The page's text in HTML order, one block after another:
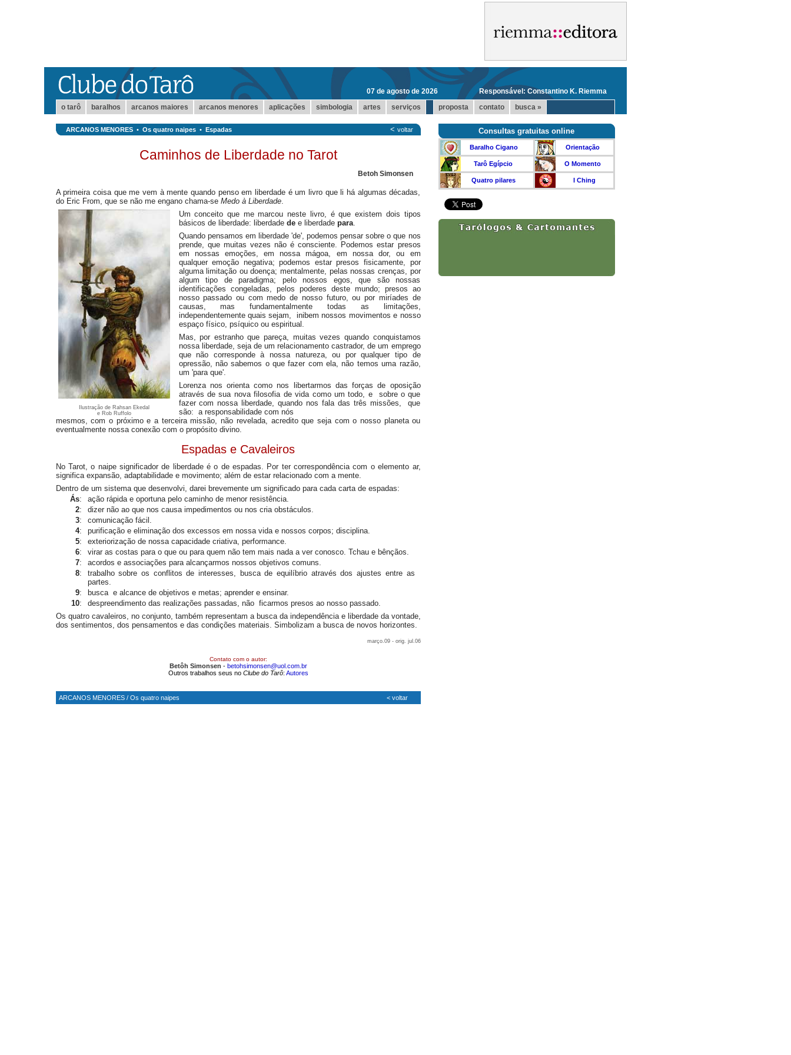
07 de agosto de 2026
Responsável: Constantino K. Riemma
o tarô
baralhos arcanos maiores arcanos menores aplicações simbologia artes serviços proposta contato busca »
ARCANOS MENORES • Os quatro naipes • Espadas < voltar
Caminhos de Liberdade no Tarot
Betoh Simonsen
A primeira coisa que me vem à mente quando penso em liberdade é um livro que li há algumas décadas,
do Eric From, que se não me engano chama-se Medo à Liberdade.
Ilustração de Rahsan Ekedal
e Rob Ruffolo
Um conceito que me marcou neste livro, é que existem dois tipos
básicos de liberdade: liberdade de e liberdade para.
Quando pensamos em liberdade 'de', podemos pensar sobre o que nos
prende, que muitas vezes não é consciente. Podemos estar presos
em nossas emoções, em nossa mágoa, em nossa dor, ou em
qualquer emoção negativa; podemos estar presos fisicamente, por
alguma limitação ou doença; mentalmente, pelas nossas crenças, por
algum tipo de paradigma; pelo nossos egos, que são nossas
identificações congeladas, pelos poderes deste mundo; presos ao
nosso passado ou com medo de nosso futuro, ou por miríades de
causas, mas fundamentalmente todas as limitações,
independentemente quais sejam, inibem nossos movimentos e nosso
espaço físico, psíquico ou espiritual.
Mas, por estranho que pareça, muitas vezes quando conquistamos
nossa liberdade, seja de um relacionamento castrador, de um emprego
que não corresponde à nossa natureza, ou por qualquer tipo de
opressão, não sabemos o que fazer com ela, não temos uma razão,
um 'para que'.
Lorenza nos orienta como nos libertarmos das forças de oposição
através de sua nova filosofia de vida como um todo, e sobre o que
fazer com nossa liberdade, quando nos fala das três missões, que
são: a responsabilidade com nós
mesmos, com o próximo e a terceira missão, não revelada, acredito que seja com o nosso planeta ou
eventualmente nossa conexão com o propósito divino.
Espadas e Cavaleiros
No Tarot, o naipe significador de liberdade é o de espadas. Por ter correspondência com o elemento ar,
significa expansão, adaptabilidade e movimento; além de estar relacionado com a mente.
Dentro de um sistema que desenvolvi, darei brevemente um significado para cada carta de espadas:
Ás:
ação rápida e oportuna pelo caminho de menor resistência.
2:
dizer não ao que nos causa impedimentos ou nos cria obstáculos.
3:
comunicação fácil.
4:
purificação e eliminação dos excessos em nossa vida e nossos corpos; disciplina.
5:
exteriorização de nossa capacidade criativa, performance.
6:
virar as costas para o que ou para quem não tem mais nada a ver conosco. Tchau e bênçãos.
7:
acordos e associações para alcançarmos nossos objetivos comuns.
8:
trabalho sobre os conflitos de interesses, busca de equilíbrio através dos ajustes entre as
partes.
9:
busca e alcance de objetivos e metas; aprender e ensinar.
10:
despreendimento das realizações passadas, não ficarmos presos ao nosso passado.
Os quatro cavaleiros, no conjunto, também representam a busca da independência e liberdade da vontade,
dos sentimentos, dos pensamentos e das condições materiais. Simbolizam a busca de novos horizontes.
março.09 - orig. jul.06
Contato com o autor:
Betôh Simonsen - betohsimonsen@uol.com.br
Outros trabalhos seus no Clube do Tarô: Autores
ARCANOS MENORES/ Os quatro naipes < voltar
Consultas gratuitas online
Baralho Cigano
Tarô Egípcio
Quatro pilares
Orientação
O Momento
I Ching